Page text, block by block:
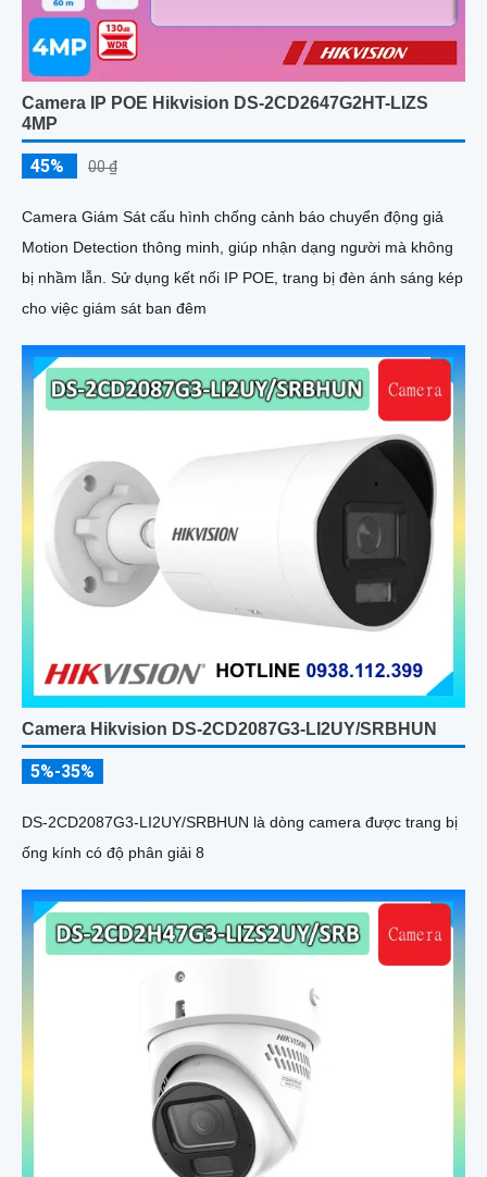
Camera IP POE Hikvision DS-2CD2647G2HT-LIZS
4MP
45% 00 ₫
Camera Giám Sát cấu hình chống cảnh báo chuyển động giả
Motion Detection thông minh, giúp nhận dạng người mà không
bị nhầm lẫn. Sử dụng kết nối IP POE, trang bị đèn ánh sáng kép
cho việc giám sát ban đêm
Camera Hikvision DS-2CD2087G3-LI2UY/SRBHUN
5%-35%
DS-2CD2087G3-LI2UY/SRBHUN là dòng camera được trang bị
ống kính có độ phân giải 8